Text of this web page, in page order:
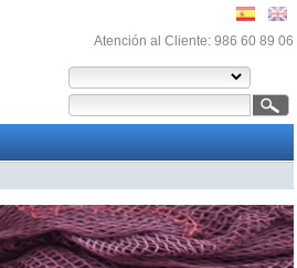
Atención al Cliente: 986 60 89 06